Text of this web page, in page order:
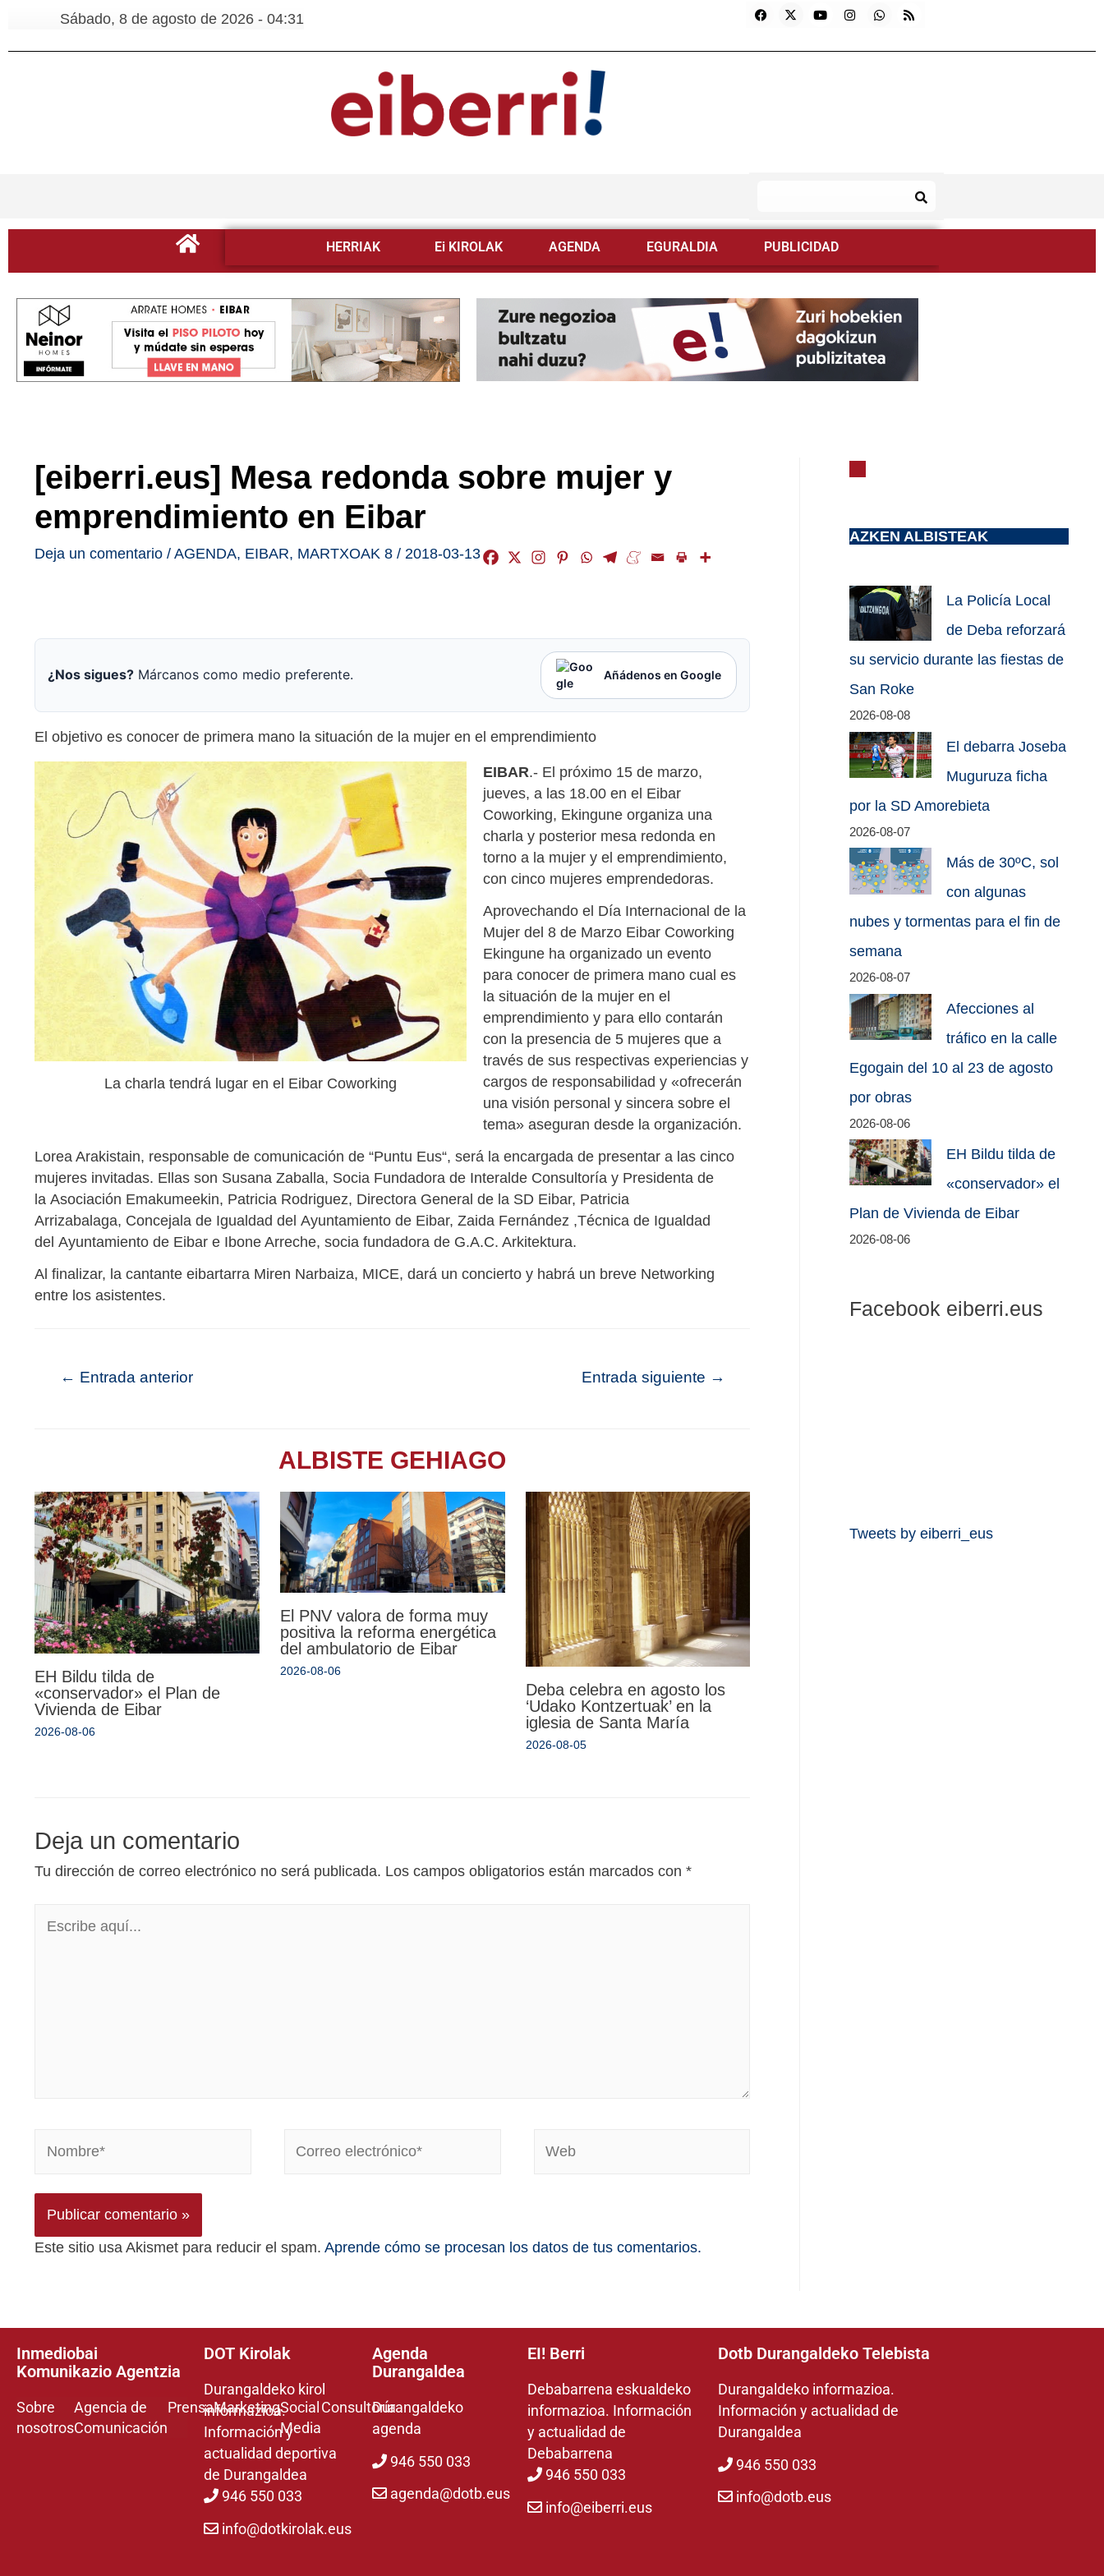
Sábado, 8 de agosto de 2026 - 04:31
HERRIAK Ei KIROLAK AGENDA EGURALDIA PUBLICIDAD
[eiberri.eus] Mesa redonda sobre mujer y
emprendimiento en Eibar
Deja un comentario / AGENDA, EIBAR, MARTXOAK 8 / 2018-03-13
¿Nos sigues? Márcanos como medio preferente. Añádenos en Google
El objetivo es conocer de primera mano la situación de la mujer en el emprendimiento
La charla tendrá lugar en el Eibar Coworking
EIBAR.- El próximo 15 de marzo,
jueves, a las 18.00 en el Eibar
Coworking, Ekingune organiza una
charla y posterior mesa redonda en
torno a la mujer y el emprendimiento,
con cinco mujeres emprendedoras.
Aprovechando el Día Internacional de la
Mujer del 8 de Marzo Eibar Coworking
Ekingune ha organizado un evento
para conocer de primera mano cual es
la situación de la mujer en el
emprendimiento y para ello contarán
con la presencia de 5 mujeres que a
través de sus respectivas experiencias y
cargos de responsabilidad y «ofrecerán
una visión personal y sincera sobre el
tema» aseguran desde la organización.
Lorea Arakistain, responsable de comunicación de “Puntu Eus“, será la encargada de presentar a las cinco
mujeres invitadas. Ellas son Susana Zaballa, Socia Fundadora de Interalde Consultoría y Presidenta de
la Asociación Emakumeekin, Patricia Rodriguez, Directora General de la SD Eibar, Patricia
Arrizabalaga, Concejala de Igualdad del Ayuntamiento de Eibar, Zaida Fernández ,Técnica de Igualdad
del Ayuntamiento de Eibar e Ibone Arreche, socia fundadora de G.A.C. Arkitektura.
Al finalizar, la cantante eibartarra Miren Narbaiza, MICE, dará un concierto y habrá un breve Networking
entre los asistentes.
← Entrada anterior Entrada siguiente →
ALBISTE GEHIAGO
EH Bildu tilda de
«conservador» el Plan de
Vivienda de Eibar
2026-08-06
El PNV valora de forma muy
positiva la reforma energética
del ambulatorio de Eibar
2026-08-06
Deba celebra en agosto los
‘Udako Kontzertuak’ en la
iglesia de Santa María
2026-08-05
Deja un comentario
Tu dirección de correo electrónico no será publicada. Los campos obligatorios están marcados con *
Este sitio usa Akismet para reducir el spam. Aprende cómo se procesan los datos de tus comentarios.
AZKEN ALBISTEAK
La Policía Local
de Deba reforzará
su servicio durante las fiestas de
San Roke
2026-08-08
El debarra Joseba
Muguruza ficha
por la SD Amorebieta
2026-08-07
Más de 30ºC, sol
con algunas
nubes y tormentas para el fin de
semana
2026-08-07
Afecciones al
tráfico en la calle
Egogain del 10 al 23 de agosto
por obras
2026-08-06
EH Bildu tilda de
«conservador» el
Plan de Vivienda de Eibar
2026-08-06
Facebook eiberri.eus
Tweets by eiberri_eus
Inmediobai
Komunikazio Agentzia
Sobre
nosotros
Agencia de
Comunicación
PrensaMarketingSocial
Media
Consultoría
DOT Kirolak
Durangaldeko kirol
informazioa.
Información y
actualidad deportiva
de Durangaldea
946 550 033
info@dotkirolak.eus
Agenda
Durangaldea
Durangaldeko
agenda
946 550 033
agenda@dotb.eus
EI! Berri
Debabarrena eskualdeko
informazioa. Información
y actualidad de
Debabarrena
946 550 033
info@eiberri.eus
Dotb Durangaldeko Telebista
Durangaldeko informazioa.
Información y actualidad de
Durangaldea
946 550 033
info@dotb.eus